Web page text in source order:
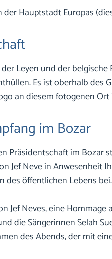
Hauptstadt Europas
Leyen und der
Es ist oberhalb des
an diesem fotogenen
im Bozar
Präsidentschaft im
Jef Neve in
des öffentlichen Lebens bei.
Jef Neves, eine
die Sängerinnen Selah
des Abends, der mit